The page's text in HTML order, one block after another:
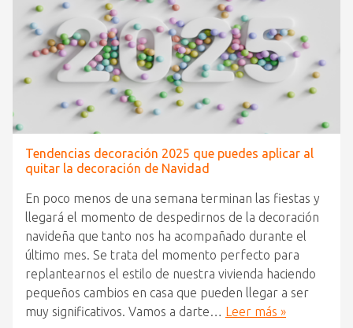
Tendencias decoración 2025 que puedes aplicar al
quitar la decoración de Navidad
En poco menos de una semana terminan las fiestas y
llegará el momento de despedirnos de la decoración
navideña que tanto nos ha acompañado durante el
último mes. Se trata del momento perfecto para
replantearnos el estilo de nuestra vivienda haciendo
pequeños cambios en casa que pueden llegar a ser
muy significativos. Vamos a darte…
Leer más »